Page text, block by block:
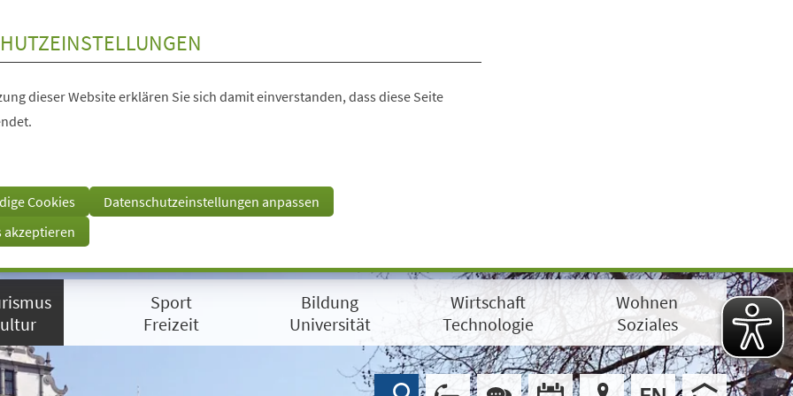
dieser Website erklären Sie sich damit einverstanden, dass diese Seite
Cookies
Datenschutzeinstellungen anpassen
akzeptieren
Sport
Freizeit
Bildung
Universität
Wirtschaft
Technologie
Wohnen
Soziales